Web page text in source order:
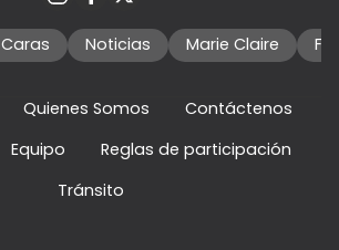
Caras Noticias Marie Claire
Quienes Somos
Contáctenos
Equipo
Reglas de participación
Tránsito